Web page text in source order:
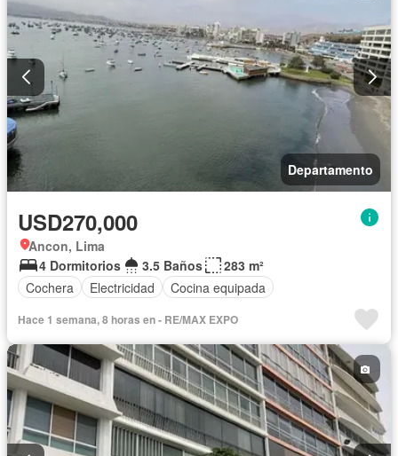
Departamento
USD270,000
Ancon, Lima
4 Dormitorios
3.5 Baños
283 m²
Cochera
Electricidad Cocina equipada
Hace 1 semana, 8 horas en - RE/MAX EXPO